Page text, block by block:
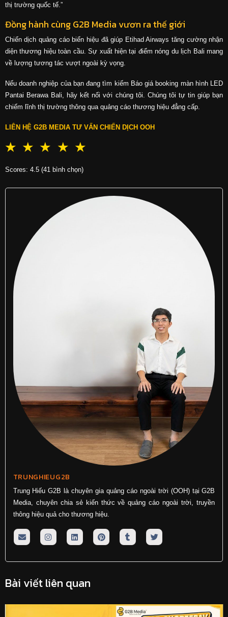
thị trường quốc tế.”
Đồng hành cùng G2B Media vươn ra thế giới
Chiến dịch quảng cáo biển hiệu đã giúp Etihad Airways tăng cường nhận
diện thương hiệu toàn cầu. Sự xuất hiện tại điểm nóng du lịch Bali mang
về lượng tương tác vượt ngoài kỳ vọng.
Nếu doanh nghiệp của bạn đang tìm kiếm Báo giá booking màn hình LED
Pantai Berawa Bali, hãy kết nối với chúng tôi. Chúng tôi tự tin giúp bạn
chiếm lĩnh thị trường thông qua quảng cáo thương hiệu đẳng cấp.
LIÊN HỆ G2B MEDIA TƯ VẤN CHIẾN DỊCH OOH
☆
☆
☆
☆
☆
Scores: 4.5 (41 bình chọn)
TRUNGHIEUG2B
Trung Hiếu G2B là chuyên gia quảng cáo ngoài trời (OOH) tại G2B
Media, chuyên chia sẻ kiến thức về quảng cáo ngoài trời, truyền
thông hiệu quả cho thương hiệu.
Bài viết liên quan